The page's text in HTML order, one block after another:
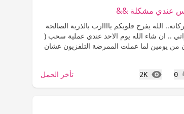
بس عندي مشكلة &&
الله يفرح قلوبكم ياااارب بالذرية الصالحة
.. ان شاء الله يوم الاحد عندي عملية سحب (
من يومين لما عملت الممرضة التلفزيون عشان
إعجاب
0
2K
المشاهدات تأخر الحمل